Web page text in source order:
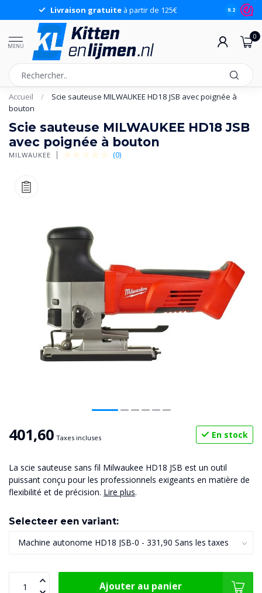
Livraison gratuite à partir de 125€ 9.2
MENU
0
Accueil /
Scie sauteuse MILWAUKEE HD18 JSB avec poignée à
bouton
Scie sauteuse MILWAUKEE HD18 JSB
avec poignée à bouton
MILWAUKEE (0)
401,60 Taxes incluses En stock
La scie sauteuse sans fil Milwaukee HD18 JSB est un outil
puissant conçu pour les professionnels exigeants en matière de
flexibilité et de précision. Lire plus.
Selecteer een variant:
Ajouter au panier